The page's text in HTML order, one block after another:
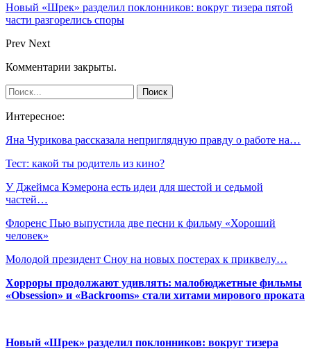
Новый «Шрек» разделил поклонников: вокруг тизера пятой
части разгорелись споры
Prev Next
Комментарии закрыты.
Интересное:
Яна Чурикова рассказала неприглядную правду о работе на…
Тест: какой ты родитель из кино?
У Джеймса Кэмерона есть идеи для шестой и седьмой
частей…
Флоренс Пью выпустила две песни к фильму «Хороший
человек»
Молодой президент Сноу на новых постерах к приквелу…
Хорроры продолжают удивлять: малобюджетные фильмы
«Obsession» и «Backrooms» стали хитами мирового проката
Новый «Шрек» разделил поклонников: вокруг тизера